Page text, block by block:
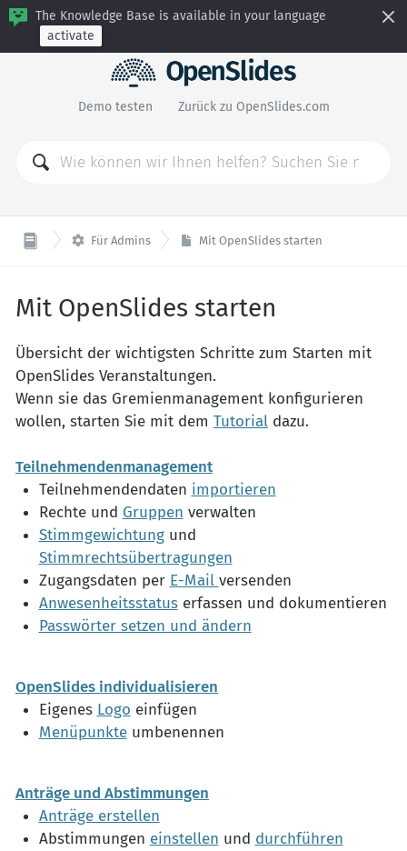
The Knowledge Base is available in your language
activate
Demo testen Zurück zu OpenSlides.com
 Für Admins Mit OpenSlides starten
Mit OpenSlides starten
Übersicht der wichtigsten Schritte zum Starten mit
OpenSlides Veranstaltungen.
Wenn sie das Gremienmanagement konfigurieren
wollen, starten Sie mit dem Tutorial dazu.
Teilnehmendenmanagement
Teilnehmendendaten importieren
Rechte und Gruppen verwalten
Stimmgewichtungund
Stimmrechtsübertragungen
Zugangsdaten per E-Mail versenden
Anwesenheitsstatuserfassen und dokumentieren
Passwörter setzen und ändern
OpenSlides individualisieren
Eigenes Logo einfügen
Menüpunkteumbenennen
Anträge und Abstimmungen
Anträge erstellen
Abstimmungen einstellen und durchführen